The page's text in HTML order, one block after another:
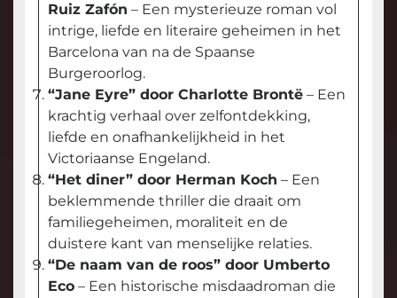
Ruiz Zafón – Een mysterieuze roman vol
intrige, liefde en literaire geheimen in het
Barcelona van na de Spaanse
Burgeroorlog.
“Jane Eyre” door Charlotte Brontë– Een
krachtig verhaal over zelfontdekking,
liefde en onafhankelijkheid in het
Victoriaanse Engeland.
“Het diner” door Herman Koch – Een
beklemmende thriller die draait om
familiegeheimen, moraliteit en de
duistere kant van menselijke relaties.
“De naam van de roos” door Umberto
Eco– Een historische misdaadroman die